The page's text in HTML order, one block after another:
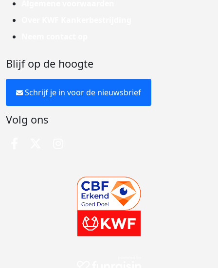
Blijf op de hoogte
Schrijf je in voor de nieuwsbrief
Volg ons